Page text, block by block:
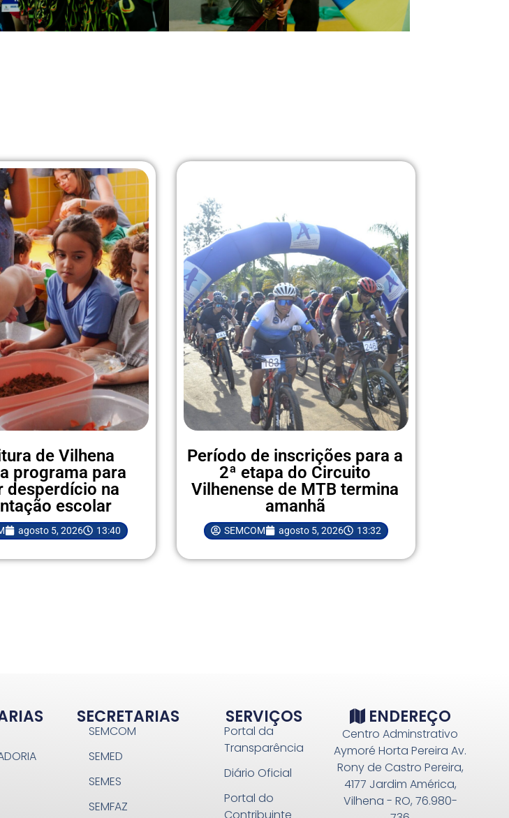
de Vilhena
programa para
desperdício na
escolar
agosto 5, 2026 13:40
Período de inscrições para a
2ª etapa do Circuito
Vilhenense de MTB termina
amanhã
SEMCOM agosto 5, 2026 13:32
SECRETARIAS
SEMCOM
SEMED
SEMES
SEMFAZ
SERVIÇOS
Portal da
Transparência
Diário Oficial
Portal do
ENDEREÇO
Centro Adminstrativo
Aymoré Horta Pereira Av.
Rony de Castro Pereira,
4177 Jardim América,
Vilhena - RO, 76.980-